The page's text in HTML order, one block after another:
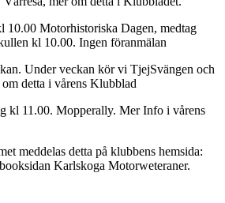
10.00 Motorhistoriska Dagen, medtag
kl 10.00. Ingen föranmälan
Under veckan kör vi TjejSvängen och
detta i vårens Klubblad
kl 11.00. Mopperally. Mer Info i vårens
meddelas detta på klubbens hemsida:
Karlskoga Motorweteraner.